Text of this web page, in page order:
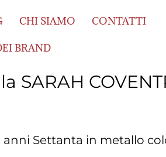
CHI SIAMO CONTATTI
BRAND
SARAH
anni Settanta in metallo